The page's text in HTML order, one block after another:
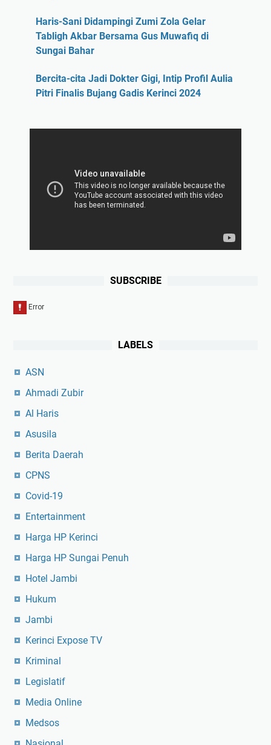
Haris-Sani Didampingi Zumi Zola Gelar
Tabligh Akbar Bersama Gus Muwafiq di
Sungai Bahar
Bercita-cita Jadi Dokter Gigi, Intip Profil Aulia
Pitri Finalis Bujang Gadis Kerinci 2024
SUBSCRIBE
LABELS
ASN
Ahmadi Zubir
Al Haris
Asusila
Berita Daerah
CPNS
Covid-19
Entertainment
Harga HP Kerinci
Harga HP Sungai Penuh
Hotel Jambi
Hukum
Jambi
Kerinci Expose TV
Kriminal
Legislatif
Media Online
Medsos